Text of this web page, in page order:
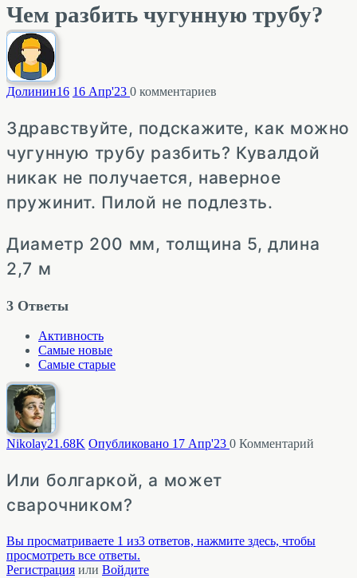
Чем разбить чугунную трубу?
Долинин16 16 Апр'23 0 комментариев
Здравствуйте, подскажите, как можно
чугунную трубу разбить? Кувалдой
никак не получается, наверное
пружинит. Пилой не подлезть.
Диаметр 200 мм, толщина 5, длина
2,7 м
3 Ответы
Активность
Самые новые
Самые старые
Nikolay21.68K Опубликовано 17 Апр'23 0 Комментарий
Или болгаркой, а может
сварочником?
Вы просматриваете 1 из3 ответов, нажмите здесь, чтобы
просмотреть все ответы.
Регистрация или Войдите